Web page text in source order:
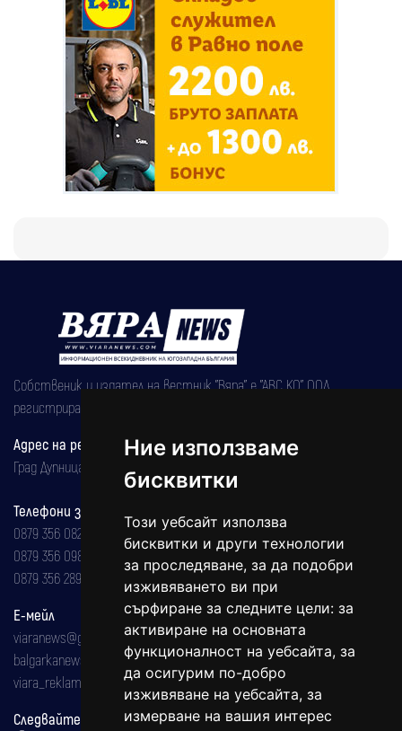
Ние използваме
бисквитки
Този уебсайт използва
бисквитки и други технологии
за проследяване, за да подобри
изживяването ви при
сърфиране за следните цели: за
активиране на основната
функционалност на уебсайта, за
да осигурим по-добро
изживяване на уебсайта, за
измерване на вашия интерес
Собственик и издател на вестник "Вяра" е "АВС КО" ООД,
регистрирана на 08.05.2002 година.
Адрес на редакцията
Град Дупница, ул.''Христо Ботев" 43
Телефони за реклама и абонаменти
0879 356 082
0879 356 098
0879 356 289
Е-мейл
viaranews@gmail.com
balgarkanews@gmail.com
viara_reklama@mail.bg
Следвайте ни: